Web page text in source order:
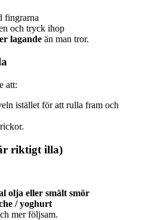
fingrarna
och tryck ihop
lagande än man tror.
att:
istället för att rulla fram och
riktigt illa)
olja eller smält smör
/ yoghurt
mer följsam.